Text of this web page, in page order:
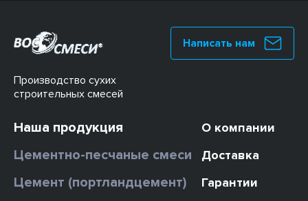
Производство сухих
строительных смесей
Написать нам
Наша продукция
Цементно-песчаные смеси
Цемент (портландцемент)
О компании
Доставка
Гарантии